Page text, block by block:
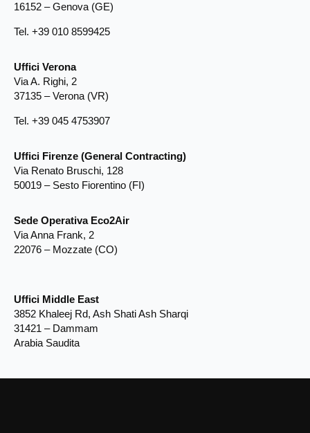
16152 – Genova (GE)
Tel. +39 010 8599425
Uffici Verona
Via A. Righi, 2
37135 – Verona (VR)
Tel. +39 045 4753907
Uffici Firenze (General Contracting)
Via Renato Bruschi, 128
50019 – Sesto Fiorentino (FI)
Sede Operativa Eco2Air
Via Anna Frank, 2
22076 – Mozzate (CO)
Uffici Middle East
3852 Khaleej Rd, Ash Shati Ash Sharqi
31421 – Dammam
Arabia Saudita